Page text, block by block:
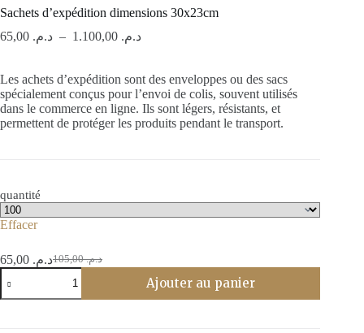
Sachets d’expédition dimensions 30x23cm
د.م. – د.م.
د.م. 65,00
à
د.م. 1.100,00
Les achets d’expédition sont des enveloppes ou des sacs
spécialement conçus pour l’envoi de colis, souvent utilisés
dans le commerce en ligne. Ils sont légers, résistants, et
permettent de protéger les produits pendant le transport.
quantité
Effacer
د.م.105,00
Leد.م.Le
quantité
de
Sachets
Ajouter au panier